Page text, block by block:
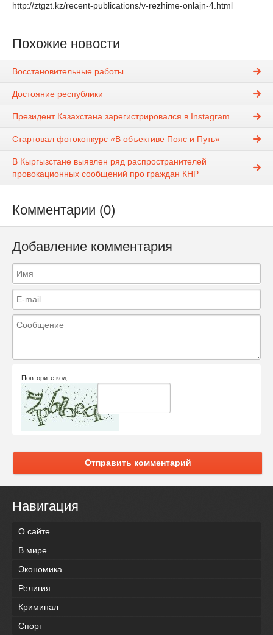
http://ztgzt.kz/recent-publications/v-rezhime-onlajn-4.html
Похожие новости
Восстановительные работы
Достояние республики
Президент Казахстана зарегистрировался в Instagram
Стартовал фотоконкурс «В объективе Пояс и Путь»
В Кыргызстане выявлен ряд распространителей
провокационных сообщений про граждан КНР
Комментарии (0)
Добавление комментария
Повторите код:
Отправить комментарий
Навигация
О сайте
В мире
Экономика
Религия
Криминал
Спорт